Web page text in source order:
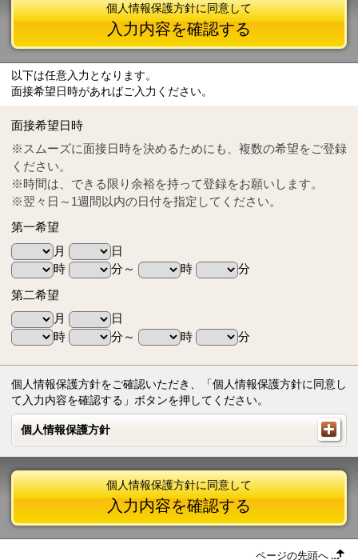
Tel
0570-55-0314
個人情報保護方針に同意して
入力内容を確認する
以下は任意入力となります。
面接希望日時があればご入力ください。
面接希望日時
※スムーズに面接日時を決めるためにも、複数の希望をご登録
ください。
※時間は、できる限り余裕を持って登録をお願いします。
※翌々日～1週間以内の日付を指定してください。
第一希望
月
日
時
分～ 時
分
第二希望
月
日
時
分～ 時 分
個人情報保護方針をご確認いただき、「個人情報保護方針に同意し
て入力内容を確認する」ボタンを押してください。
個人情報保護方針
個人情報保護方針
個人情報保護方針に同意して
入力内容を確認する
ページの先頭へ